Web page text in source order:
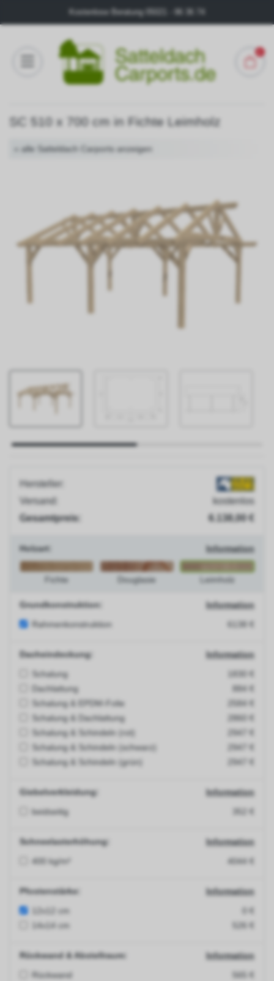
Kostenlose Beratung
SC 510 x 700 cm in Fichte Leimholz
« alle Satteldach Carports anzeigen
Hersteller:
Versand:
kostenlos
Gesamtpreis:
6.138,00 €
Holzart: Information
Fichte Douglasie Leimholz
Grundkonstruktion:
Information
Rahmenkonstruktion
6138 €
Dacheindeckung:
Information
Schalung
Dachlattung
884 €
Schalung & EPDM-Folie
2584 €
Schalung & Dachlattung
2860 €
Schalung & Schindeln (rot)
2947 €
Schalung & Schindeln (schwarz)
2947 €
Schalung & Schindeln (grün)
2947 €
Giebelverkleidung:
Information
beidseitig
Schneelasterhöhung:
Information
400 kg/m²
4044 €
Pfostenstärke:
Information
12x12 cm
14x14 cm
Rückwand & Abstellraum:
Information
Rückwand
565 €
Galerie
Versand
Montageservice